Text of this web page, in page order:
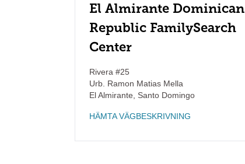
El Almirante Dominican
Republic FamilySearch
Center
Rivera #25
Urb. Ramon Matias Mella
El Almirante
Santo Domingo
HÄMTA VÄGBESKRIVNING